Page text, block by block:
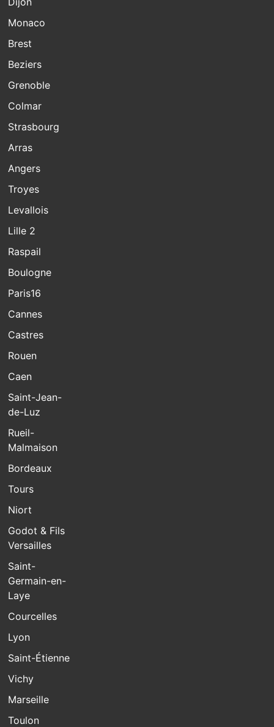
Monaco
Brest
Beziers
Grenoble
Colmar
Strasbourg
Arras
Angers
Troyes
Levallois
Lille 2
Raspail
Boulogne
Paris16
Cannes
Castres
Rouen
Caen
Saint-Jean-
de-Luz
Rueil-
Malmaison
Bordeaux
Tours
Niort
Godot & Fils
Versailles
Saint-
Germain-en-
Laye
Courcelles
Lyon
Saint-Étienne
Vichy
Marseille
Toulon